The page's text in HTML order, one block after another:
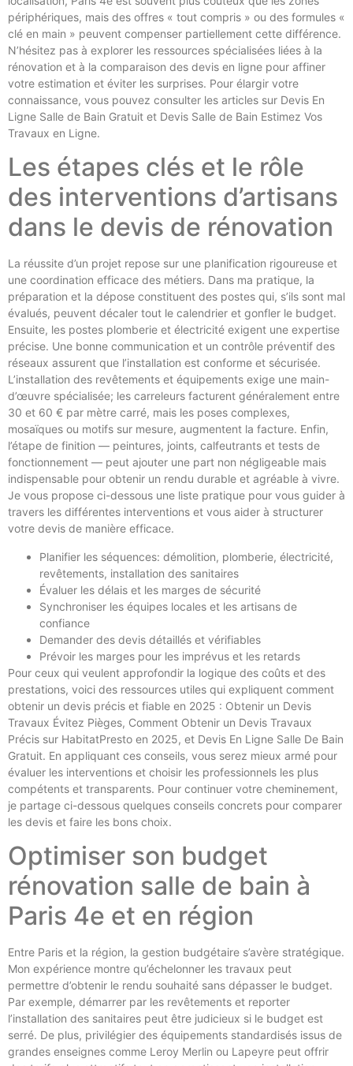
périphériques, mais des offres « tout compris » ou des formules «
clé en main » peuvent compenser partiellement cette différence.
N’hésitez pas à explorer les ressources spécialisées liées à la
rénovation et à la comparaison des devis en ligne pour affiner
votre estimation et éviter les surprises. Pour élargir votre
connaissance, vous pouvez consulter les articles sur Devis En
Ligne Salle de Bain Gratuit et Devis Salle de Bain Estimez Vos
Travaux en Ligne.
Les étapes clés et le rôle
des interventions d’artisans
dans le devis de rénovation
La réussite d’un projet repose sur une planification rigoureuse et
une coordination efficace des métiers. Dans ma pratique, la
préparation et la dépose constituent des postes qui, s’ils sont mal
évalués, peuvent décaler tout le calendrier et gonfler le budget.
Ensuite, les postes plomberie et électricité exigent une expertise
précise. Une bonne communication et un contrôle préventif des
réseaux assurent que l’installation est conforme et sécurisée.
L’installation des revêtements et équipements exige une main-
d’œuvre spécialisée; les carreleurs facturent généralement entre
30 et 60 € par mètre carré, mais les poses complexes,
mosaïques ou motifs sur mesure, augmentent la facture. Enfin,
l’étape de finition — peintures, joints, calfeutrants et tests de
fonctionnement — peut ajouter une part non négligeable mais
indispensable pour obtenir un rendu durable et agréable à vivre.
Je vous propose ci-dessous une liste pratique pour vous guider à
travers les différentes interventions et vous aider à structurer
votre devis de manière efficace.
Planifier les séquences: démolition, plomberie, électricité,
revêtements, installation des sanitaires
Évaluer les délais et les marges de sécurité
Synchroniser les équipes locales et les artisans de
confiance
Demander des devis détaillés et vérifiables
Prévoir les marges pour les imprévus et les retards
Pour ceux qui veulent approfondir la logique des coûts et des
prestations, voici des ressources utiles qui expliquent comment
obtenir un devis précis et fiable en 2025 : Obtenir un Devis
Travaux Évitez Pièges, Comment Obtenir un Devis Travaux
Précis sur HabitatPresto en 2025, et Devis En Ligne Salle De Bain
Gratuit. En appliquant ces conseils, vous serez mieux armé pour
évaluer les interventions et choisir les professionnels les plus
compétents et transparents. Pour continuer votre cheminement,
je partage ci-dessous quelques conseils concrets pour comparer
les devis et faire les bons choix.
Optimiser son budget
rénovation salle de bain à
Paris 4e et en région
Entre Paris et la région, la gestion budgétaire s’avère stratégique.
Mon expérience montre qu’échelonner les travaux peut
permettre d’obtenir le rendu souhaité sans dépasser le budget.
Par exemple, démarrer par les revêtements et reporter
l’installation des sanitaires peut être judicieux si le budget est
serré. De plus, privilégier des équipements standardisés issus de
grandes enseignes comme Leroy Merlin ou Lapeyre peut offrir